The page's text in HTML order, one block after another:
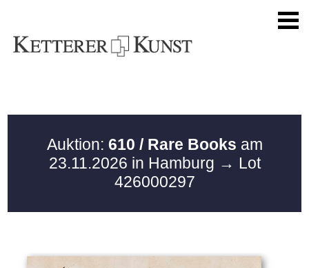
Auktion: 610 / Rare Books am
23.11.2026 in Hamburg → Lot
426000297